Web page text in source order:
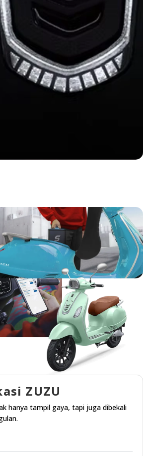
ZUZU
hanya tampil gaya, tapi juga dibekali